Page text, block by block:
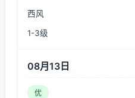
西风
1-3级
08月13日
优